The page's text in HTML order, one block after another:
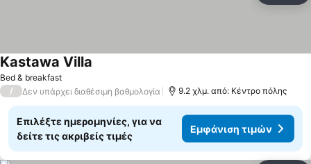
Bed & breakfast
Kastawa Villa
/ Δεν υπάρχει διαθέσιμη βαθμολογία 9.2 χλμ. από: Κέντρο πόλης
Επιλέξτε ημερομηνίες, για να
δείτε τις ακριβείς τιμές
Εμφάνιση τιμών